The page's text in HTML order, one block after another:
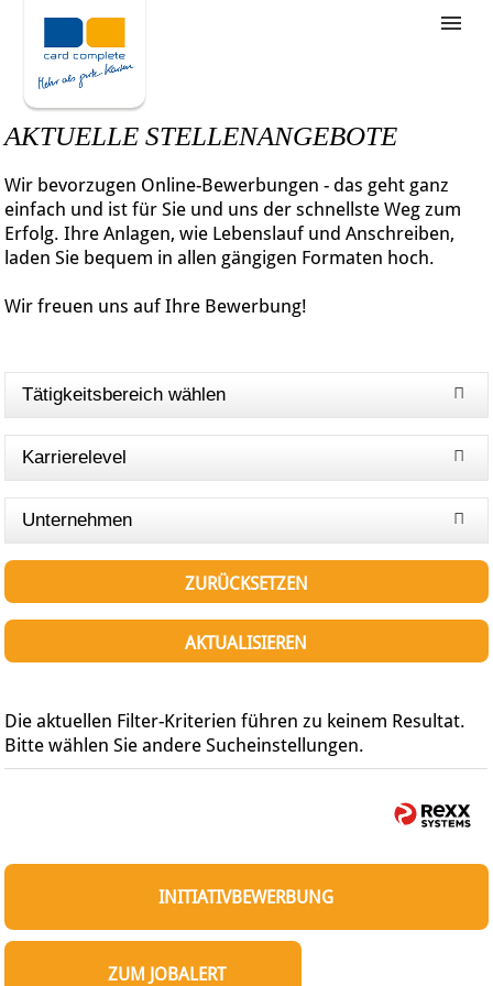
Stellenangebote
Unternehmensziele
Wie bewerbe ich mich
AKTUELLE STELLENANGEBOTE
Wir bevorzugen Online-Bewerbungen - das geht ganz
einfach und ist für Sie und uns der schnellste Weg zum
Erfolg. Ihre Anlagen, wie Lebenslauf und Anschreiben,
laden Sie bequem in allen gängigen Formaten hoch.
Wir freuen uns auf Ihre Bewerbung!
Tätigkeitsbereich wählen
Karrierelevel
Unternehmen
ZURÜCKSETZEN
AKTUALISIEREN
Die aktuellen Filter-Kriterien führen zu keinem Resultat.
Bitte wählen Sie andere Sucheinstellungen.
INITIATIVBEWERBUNG
ZUM JOBALERT